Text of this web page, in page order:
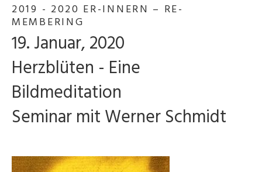
2019 - 2020 ER-INNERN – RE-
MEMBERING
19. Januar, 2020
Herzblüten - Eine
Bildmeditation
Seminar mit Werner Schmidt